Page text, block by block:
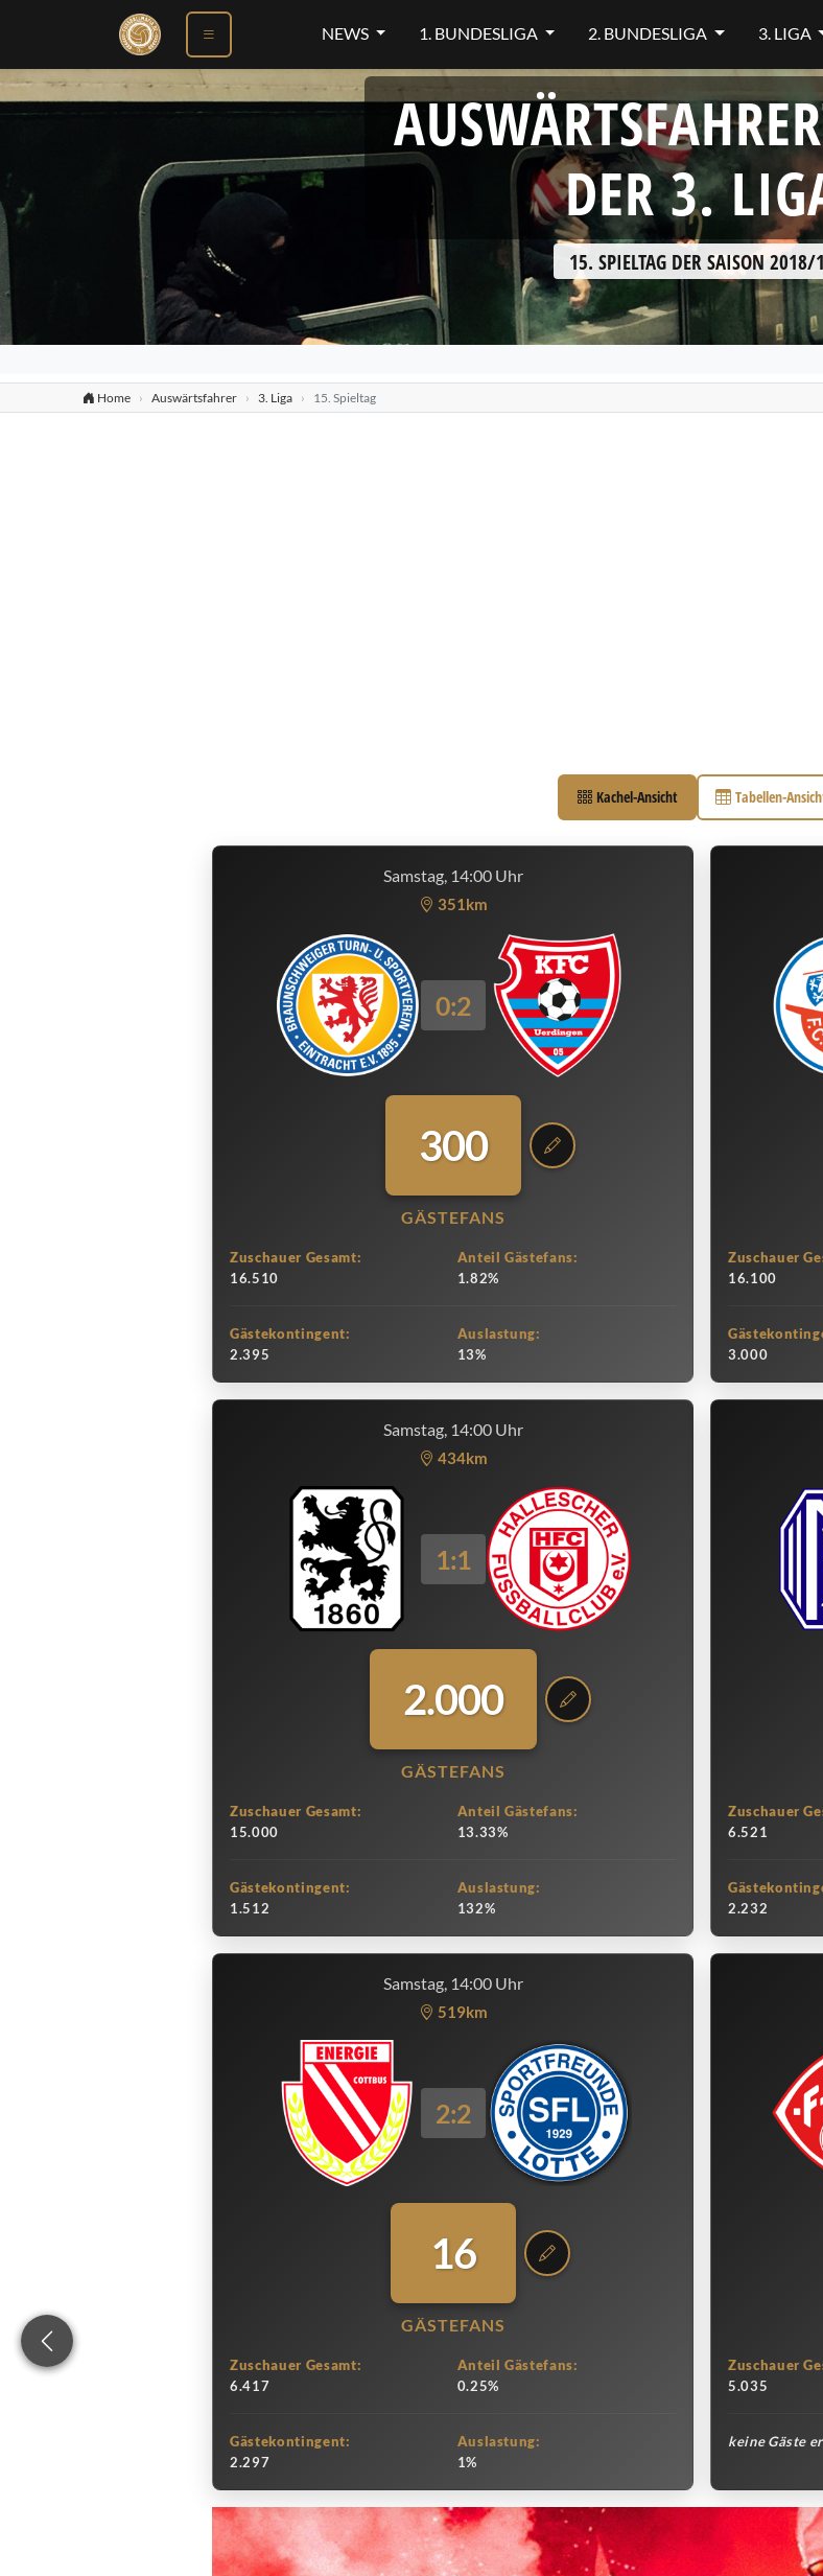
NEWS 1. BUNDESLIGA 2. BUNDESLIGA 3. LIGA
DER 3.
15. SPIELTAG DER SAISON 2018/
Home Auswärtsfahrer 3. Liga 15. Spieltag
Kachel-Ansicht Tabellen-
Samstag, 14:00 Uhr
351km
0:2
300
GÄSTEFANS
Zuschauer Gesamt:
16.510
Anteil Gästefans:
1.82%
Gästekontingent:
2.395
Auslastung:
13%
Zuschauer
16.100
3.000
Samstag, 14:00 Uhr
434km
1:1
2.000
GÄSTEFANS
Zuschauer Gesamt:
15.000
Anteil Gästefans:
13.33%
Gästekontingent:
1.512
Auslastung:
132%
Zuschauer
6.521
2.232
Samstag, 14:00 Uhr
519km
2:2
16
GÄSTEFANS
Zuschauer Gesamt:
6.417
Anteil Gästefans:
0.25%
Gästekontingent:
2.297
Auslastung:
1%
Zuschauer
5.035
keine Gäste